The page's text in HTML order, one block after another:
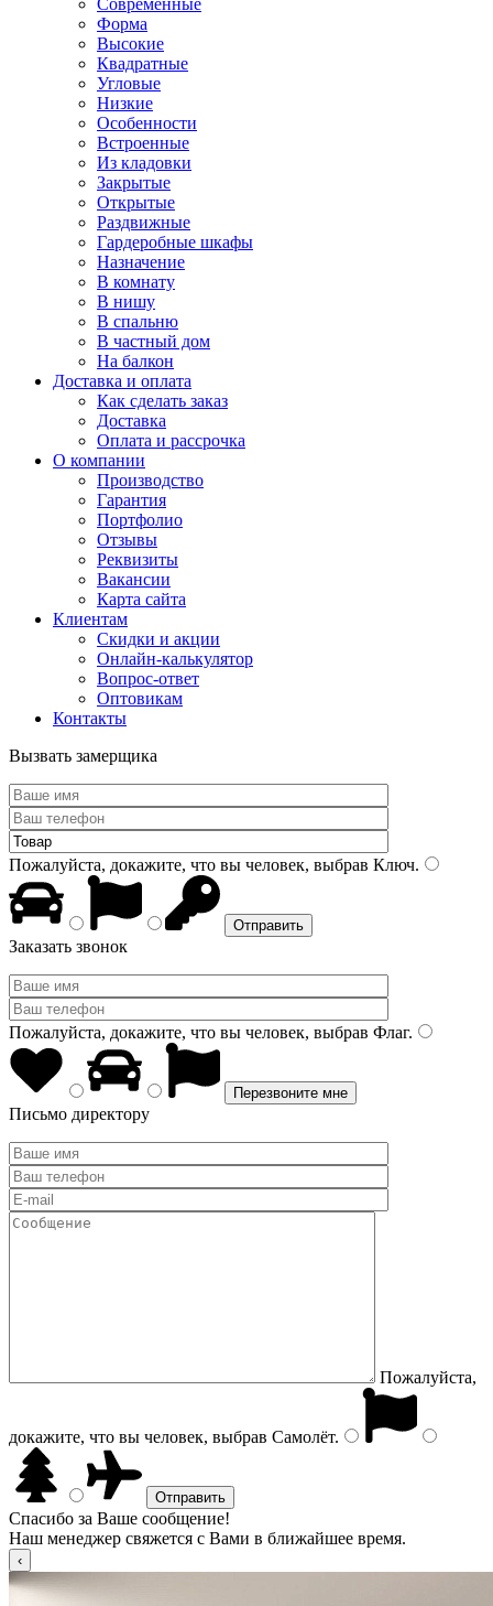
Современные
Форма
Высокие
Квадратные
Угловые
Низкие
Особенности
Встроенные
Из кладовки
Закрытые
Открытые
Раздвижные
Гардеробные шкафы
Назначение
В комнату
В нишу
В спальню
В частный дом
На балкон
Доставка и оплата
Как сделать заказ
Доставка
Оплата и рассрочка
О компании
Производство
Гарантия
Портфолио
Отзывы
Реквизиты
Вакансии
Карта сайта
Клиентам
Скидки и акции
Онлайн-калькулятор
Вопрос-ответ
Оптовикам
Контакты
Вызвать замерщика
Пожалуйста, докажите, что вы человек, выбрав Ключ.
Заказать звонок
Пожалуйста, докажите, что вы человек, выбрав Флаг.
Письмо директору
Пожалуйста,
докажите, что вы человек, выбрав Самолёт.
Спасибо за Ваше сообщение!
Наш менеджер свяжется с Вами в ближайшее время.